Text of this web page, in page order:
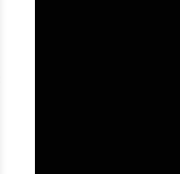
2026/03/31/exclusif-